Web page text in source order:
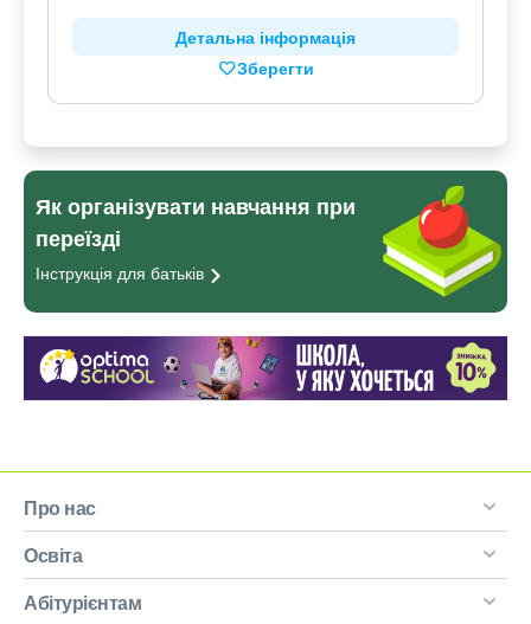
Детальна інформація
Зберегти
Як організувати навчання при
переїзді
Інструкція для батьків
Про нас
Освіта
Абітурієнтам